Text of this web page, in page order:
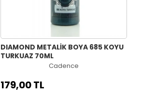
DIAMOND METALİK BOYA 685 KOYU
TURKUAZ 70ML
Cadence
179,00 TL